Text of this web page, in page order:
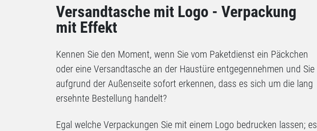
Versandtasche mit Logo - Verpackung
mit Effekt
Kennen Sie den Moment, wenn Sie vom Paketdienst ein Päckchen
oder eine Versandtasche an der Haustüre entgegennehmen und Sie
aufgrund der Außenseite sofort erkennen, dass es sich um die lang
ersehnte Bestellung handelt?
Egal welche Verpackungen Sie mit einem Logo bedrucken lassen; es